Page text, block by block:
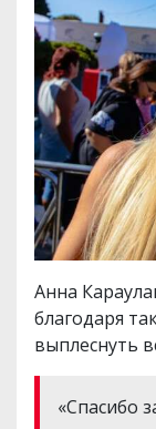
Анна
благодаря
выплеснуть
«Спасибо